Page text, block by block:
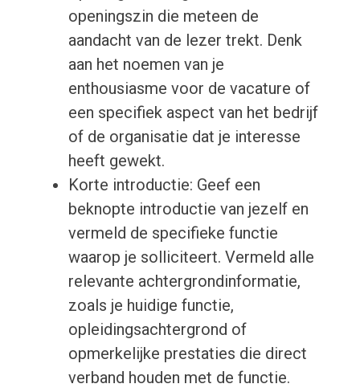
openingszin die meteen de
aandacht van de lezer trekt. Denk
aan het noemen van je
enthousiasme voor de vacature of
een specifiek aspect van het bedrijf
of de organisatie dat je interesse
heeft gewekt.
Korte introductie: Geef een
beknopte introductie van jezelf en
vermeld de specifieke functie
waarop je solliciteert. Vermeld alle
relevante achtergrondinformatie,
zoals je huidige functie,
opleidingsachtergrond of
opmerkelijke prestaties die direct
verband houden met de functie.